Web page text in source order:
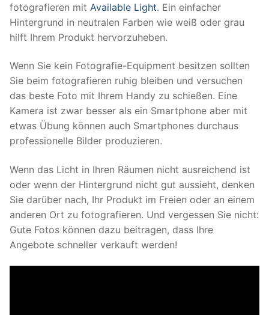
fotografieren mit Available Light. Ein einfacher
Hintergrund in neutralen Farben wie weiß oder grau
hilft Ihrem Produkt hervorzuheben.
Wenn Sie kein Fotografie-Equipment besitzen sollten
Sie beim fotografieren ruhig bleiben und versuchen
das beste Foto mit Ihrem Handy zu schießen. Eine
Kamera ist zwar besser als ein Smartphone aber mit
etwas Übung können auch Smartphones durchaus
professionelle Bilder produzieren.
Wenn das Licht in Ihren Räumen nicht ausreichend ist
oder wenn der Hintergrund nicht gut aussieht, denken
Sie darüber nach, Ihr Produkt im Freien oder an einem
anderen Ort zu fotografieren. Und vergessen Sie nicht:
Gute Fotos können dazu beitragen, dass Ihre
Angebote schneller verkauft werden!